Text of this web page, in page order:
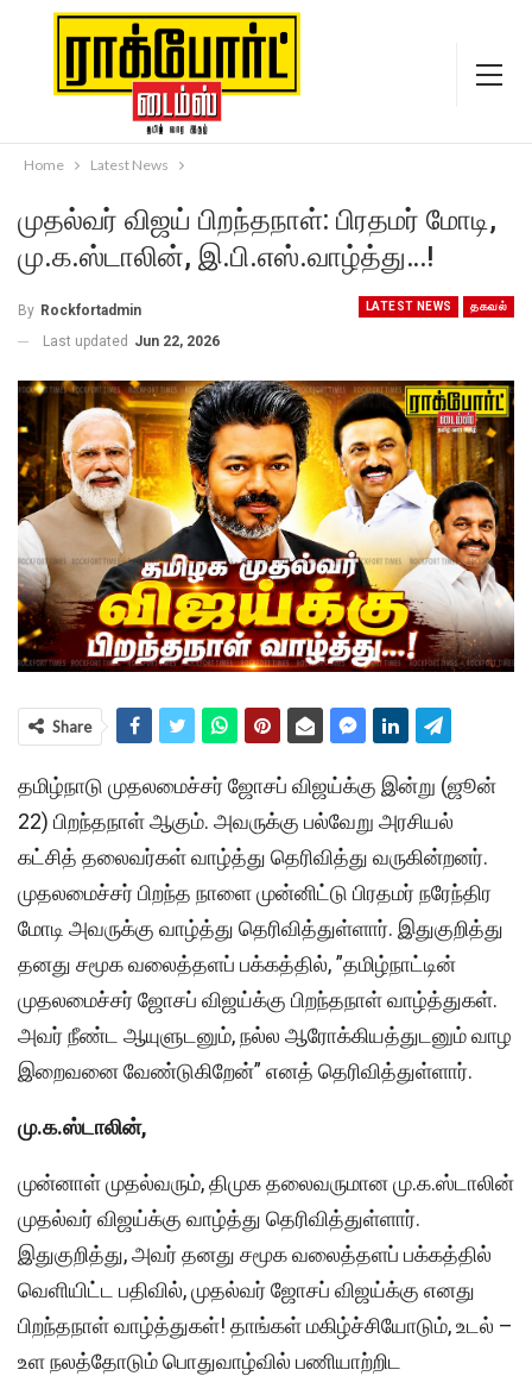
Home Latest News
முதல்வர் விஜய் பிறந்தநாள்: பிரதமர் மோடி,
மு.க.ஸ்டாலின், இ.பி.எஸ்.வாழ்த்து…!
LATEST NEWS தகவல்
By Rockfortadmin
Last updated Jun 22, 2026
Share
தமிழ்நாடு முதலமைச்சர் ஜோசப் விஜய்க்கு இன்று (ஜூன்
22) பிறந்தநாள் ஆகும். அவருக்கு பல்வேறு அரசியல்
கட்சித் தலைவர்கள் வாழ்த்து தெரிவித்து வருகின்றனர்.
முதலமைச்சர் பிறந்த நாளை முன்னிட்டு பிரதமர் நரேந்திர
மோடி அவருக்கு வாழ்த்து தெரிவித்துள்ளார். இதுகுறித்து
தனது சமூக வலைத்தளப் பக்கத்தில், ”தமிழ்நாட்டின்
முதலமைச்சர் ஜோசப் விஜய்க்கு பிறந்தநாள் வாழ்த்துகள்.
அவர் நீண்ட ஆயுளுடனும், நல்ல ஆரோக்கியத்துடனும் வாழ
இறைவனை வேண்டுகிறேன்” எனத் தெரிவித்துள்ளார்.
மு.க.ஸ்டாலின்,
முன்னாள் முதல்வரும், திமுக தலைவருமான மு.க.ஸ்டாலின்
முதல்வர் விஜய்க்கு வாழ்த்து தெரிவித்துள்ளார்.
இதுகுறித்து, அவர் தனது சமூக வலைத்தளப் பக்கத்தில்
வெளியிட்ட பதிவில், முதல்வர் ஜோசப் விஜய்க்கு எனது
பிறந்தநாள் வாழ்த்துகள்! தாங்கள் மகிழ்ச்சியோடும், உடல் –
உள நலத்தோடும் பொதுவாழ்வில் பணியாற்றிட